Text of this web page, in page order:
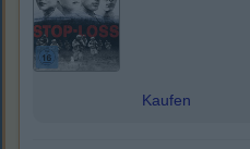
Kaufen